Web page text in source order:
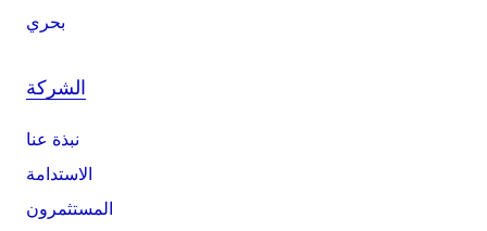
بحري
الشركة
نبذة عنا
الاستدامة
المستثمرون